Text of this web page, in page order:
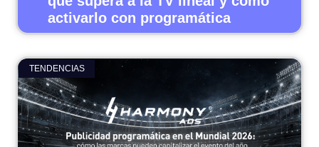
activarlo con programática
TENDENCIAS